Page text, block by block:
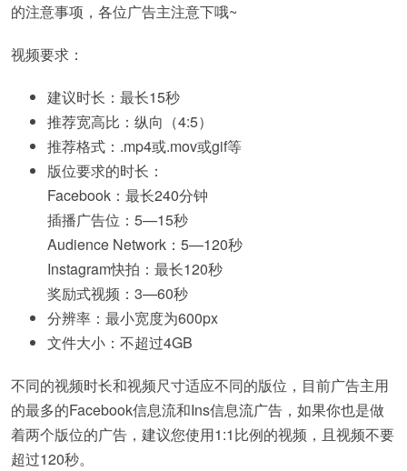
的注意事项，各位广告主注意下哦~
视频要求：
建议时长：最长15秒
推荐宽高比：纵向（4:5）
推荐格式：.mp4或.mov或gif等
版位要求的时长：
Facebook：最长240分钟
插播广告位：5—15秒
Audience Network：5—120秒
Instagram快拍：最长120秒
奖励式视频：3—60秒
分辨率：最小宽度为600px
文件大小：不超过4GB
不同的视频时长和视频尺寸适应不同的版位，目前广告主用
的最多的Facebook信息流和Ins信息流广告，如果你也是做
着两个版位的广告，建议您使用1:1比例的视频，且视频不要
超过120秒。